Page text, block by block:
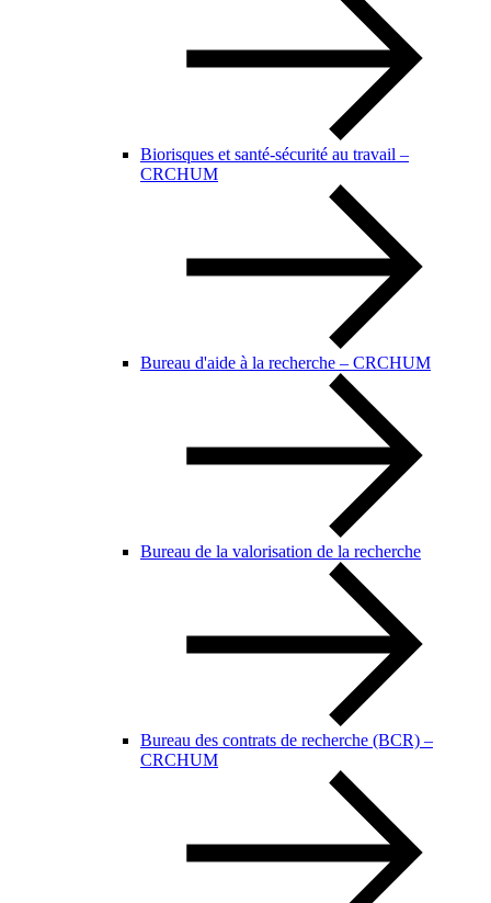
Biorisques et santé-sécurité au travail –
CRCHUM
Bureau d'aide à la recherche – CRCHUM
Bureau de la valorisation de la recherche
Bureau des contrats de recherche (BCR) –
CRCHUM